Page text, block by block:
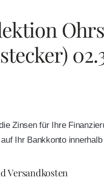
Zinsen für Ihre
Ihr Bankkonto
Versandkosten